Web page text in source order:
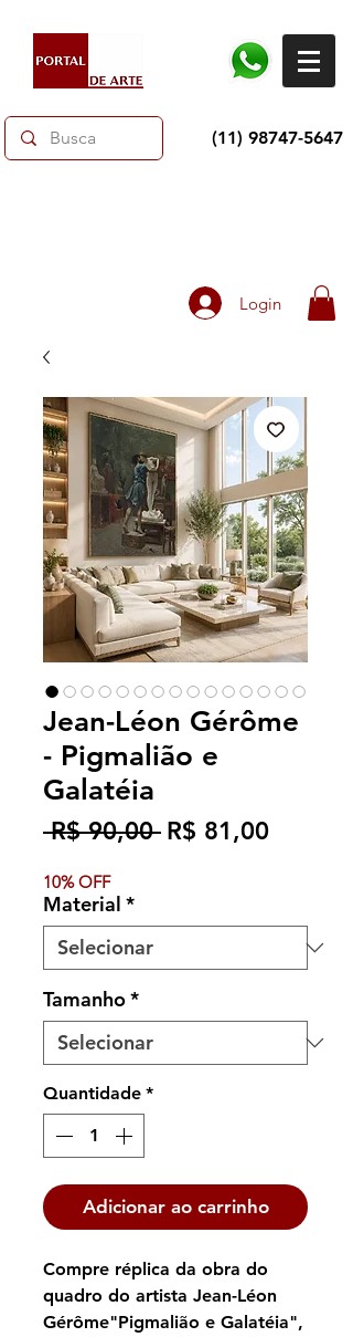
(11) 98747-5647
Login
Jean-Léon Gérôme
- Pigmalião e
Galatéia
R$ 90,00 Preço
R$ 81,00Preço
10% OFF
Material *
Tamanho*
Quantidade *
Adicionar ao carrinho
Compre réplica da obra do
quadro do artista Jean-Léon
Gérôme"Pigmalião e Galatéia",